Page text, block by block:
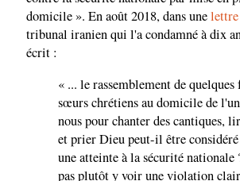
domicile ». En août 2018, dans une
tribunal iranien qui l'a condamné à dix
écrit :
« ... le rassemblement de quelques
sœurs chrétiens au domicile de
nous pour chanter des cantiques,
et prier Dieu peut-il être
une atteinte à la sécurité
pas plutôt y voir une violation